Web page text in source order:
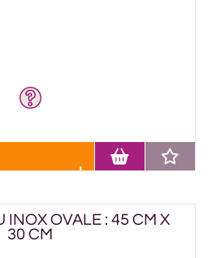
INOX OVALE : 45 CM X
30 CM